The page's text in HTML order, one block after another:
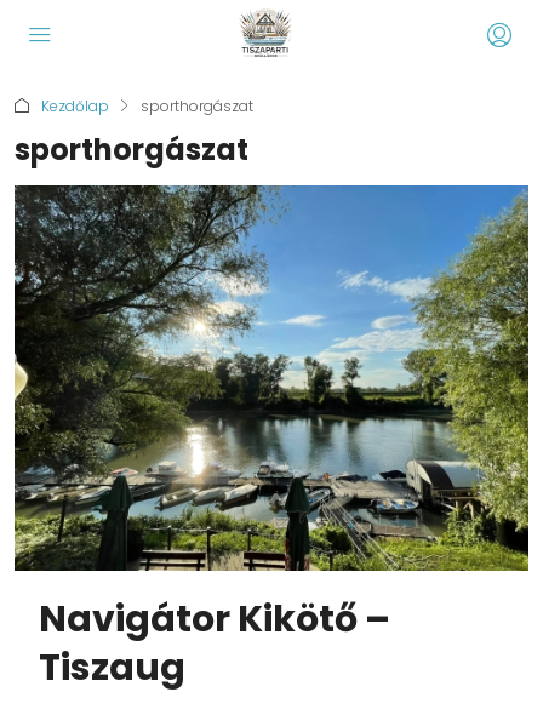
Kezdőlap sporthorgászat
sporthorgászat
Navigátor Kikötő –
Tiszaug